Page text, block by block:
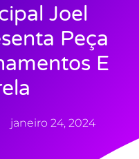
Joel
Peça
E
janeiro 24, 2024